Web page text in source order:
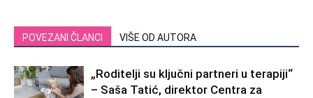
POVEZANI ČLANCI VIŠE OD AUTORA
„Roditelji su ključni partneri u terapiji“
– Saša Tatić, direktor Centra za